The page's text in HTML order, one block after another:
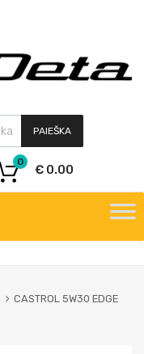
PAIEŠKA
€ 0.00
0
CASTROL 5W30 EDGE